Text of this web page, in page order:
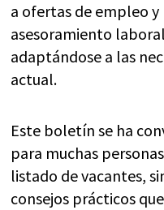
a ofertas de empleo
asesoramiento
adaptándose a las
actual.
Este boletín se ha
para muchas
listado de vacantes,
consejos prácticos